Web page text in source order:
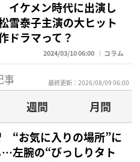
ケメン時代に出演し
雪泰子主演の大ヒット
ドラマって？
2024/03/10 06:00 コラム
事 最終更新：2026/08/09 06:00
週間
月間
“お気に入りの場所”に
左腕の“びっしりタト